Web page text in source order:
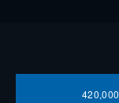
420,000